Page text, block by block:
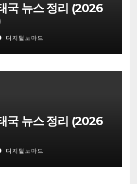
국 뉴스 정리 (2026
디지털노마드
국 뉴스 정리 (2026
디지털노마드